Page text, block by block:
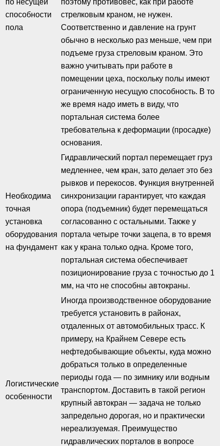
способности
пола
стрелковым краном, не нужен.
Соответственно и давление на грунт
обычно в несколько раз меньше, чем при
подъеме груза стреловым краном. Это
важно учитывать при работе в
помещении цеха, поскольку полы имеют
ограниченную несущую способность. В то
же время надо иметь в виду, что
портальная система более
требовательна к деформации (просадке)
основания.
Необходима
точная
установка
оборудования
на фундамент
Гидравлический портал перемещает груз
медленнее, чем кран, зато делает это без
рывков и перекосов. Функция внутренней
синхронизации гарантирует, что каждая
опора (подъемник) будет перемещаться
согласованно с остальными. Также у
портала четыре точки зацепа, в то время
как у крана только одна. Кроме того,
портальная система обеспечивает
позиционирование груза с точностью до 1
мм, на что не способны автокраны.
Логистические
особенности
Иногда производственное оборудование
требуется установить в районах,
отдаленных от автомобильных трасс. К
примеру, на Крайнем Севере есть
нефтедобывающие объекты, куда можно
добраться только в определенные
периоды года — по зимнику или водным
транспортом. Доставить в такой регион
крупный автокран — задача не только
запредельно дорогая, но и практически
нереализуемая. Преимущество
гидравлических порталов в вопросе